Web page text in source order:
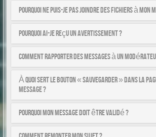
Pourquoi ne puis-je pas joindre des fichiers à mon
Pourquoi ai-je reçu un avertissement ?
Comment rapporter des messages à un
À quoi sert le bouton « Sauvegarder » dans la
message ?
Pourquoi mon message doit être validé ?